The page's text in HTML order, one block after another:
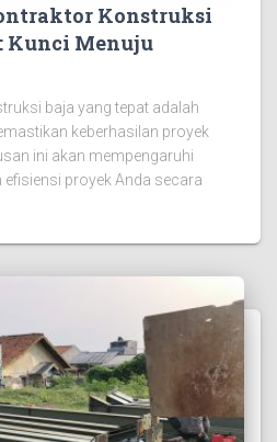
Konstruksi
Kunci Menuju
baja yang tepat adalah
keberhasilan proyek
ini akan mempengaruhi
proyek Anda secara